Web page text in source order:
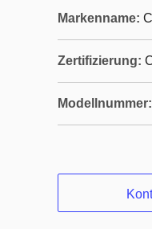
Markenname:
Zertifizierung:
Modellnummer: